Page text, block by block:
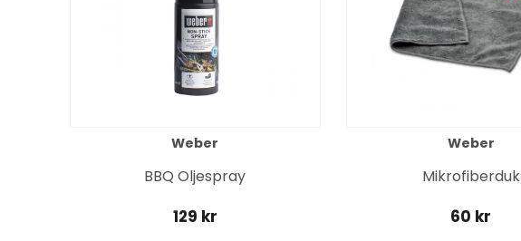
Weber
BBQ Oljespray
129 kr
Weber
Mikrofiberduk
60 kr